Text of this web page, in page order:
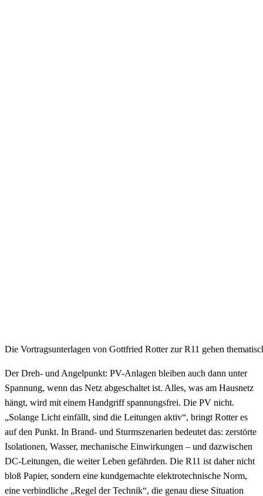
Die Vortragsunterlagen von Gottfried Rotter zur R11 gehen
Der Dreh- und Angelpunkt: PV-Anlagen bleiben auch dann unter
Spannung, wenn das Netz abgeschaltet ist. Alles, was am Hausnetz
hängt, wird mit einem Handgriff spannungsfrei. Die PV nicht.
„Solange Licht einfällt, sind die Leitungen aktiv“, bringt Rotter es
auf den Punkt. In Brand- und Sturmszenarien bedeutet das: zerstörte
Isolationen, Wasser, mechanische Einwirkungen – und dazwischen
DC-Leitungen, die weiter Leben gefährden. Die R11 ist daher nicht
bloß Papier, sondern eine kundgemachte elektrotechnische Norm,
eine verbindliche „Regel der Technik“, die genau diese Situation